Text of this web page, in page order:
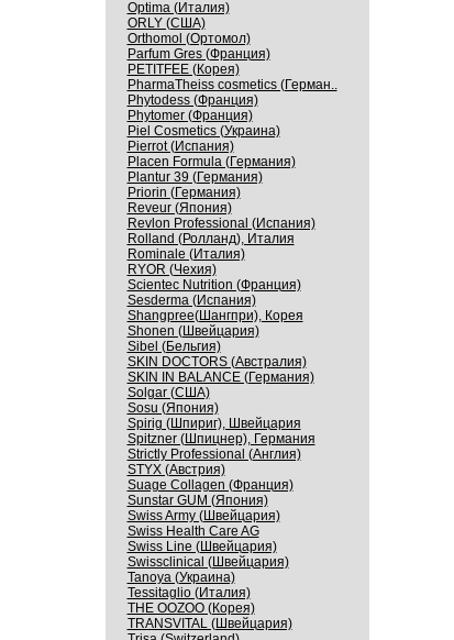
Optima (Италия)
ORLY (США)
Orthomol (Ортомол)
Parfum Gres (Франция)
PETITFEE (Корея)
PharmaTheiss cosmetics (Герман..
Phytodess (Франция)
Phytomer (Франция)
Piel Cosmetics (Украина)
Pierrot (Испания)
Placen Formula (Германия)
Plantur 39 (Германия)
Priorin (Германия)
Reveur (Япония)
Revlon Professional (Испания)
Rolland (Ролланд), Италия
Rominale (Италия)
RYOR (Чехия)
Scientec Nutrition (Франция)
Sesderma (Испания)
Shangpree(Шангпри), Корея
Shonen (Швейцария)
Sibel (Бельгия)
SKIN DOCTORS (Австралия)
SKIN IN BALANCE (Германия)
Solgar (США)
Sosu (Япония)
Spirig (Шпириг), Швейцария
Spitzner (Шпицнер), Германия
Strictly Professional (Англия)
STYX (Австрия)
Suage Collagen (Франция)
Sunstar GUM (Япония)
Swiss Army (Швейцария)
Swiss Health Care AG
Swiss Line (Швейцария)
Swissсlinical (Швейцария)
Tanoya (Украина)
Tessitaglio (Италия)
THE OOZOO (Корея)
TRANSVITAL (Швейцария)